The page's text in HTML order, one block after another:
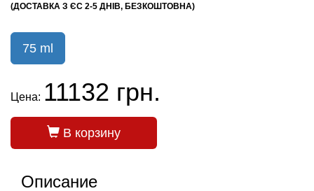
(ДОСТАВКА З ЄС 2-5 ДНІВ, БЕЗКОШТОВНА)
75 ml
Цена: 11132 грн.
В корзину
Описание